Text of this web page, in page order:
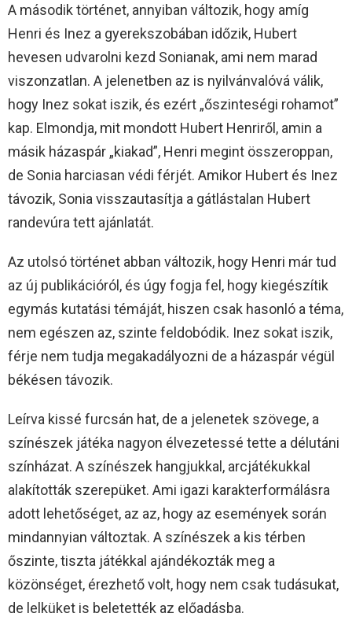
A második történet, annyiban változik, hogy amíg
Henri és Inez a gyerekszobában időzik, Hubert
hevesen udvarolni kezd Sonianak, ami nem marad
viszonzatlan. A jelenetben az is nyilvánvalóvá válik,
hogy Inez sokat iszik, és ezért „őszinteségi rohamot”
kap. Elmondja, mit mondott Hubert Henriről, amin a
másik házaspár „kiakad”, Henri megint összeroppan,
de Sonia harciasan védi férjét. Amikor Hubert és Inez
távozik, Sonia visszautasítja a gátlástalan Hubert
randevúra tett ajánlatát.
Az utolsó történet abban változik, hogy Henri már tud
az új publikációról, és úgy fogja fel, hogy kiegészítik
egymás kutatási témáját, hiszen csak hasonló a téma,
nem egészen az, szinte feldobódik. Inez sokat iszik,
férje nem tudja megakadályozni de a házaspár végül
békésen távozik.
Leírva kissé furcsán hat, de a jelenetek szövege, a
színészek játéka nagyon élvezetessé tette a délutáni
színházat. A színészek hangjukkal, arcjátékukkal
alakították szerepüket. Ami igazi karakterformálásra
adott lehetőséget, az az, hogy az események során
mindannyian változtak. A színészek a kis térben
őszinte, tiszta játékkal ajándékozták meg a
közönséget, érezhető volt, hogy nem csak tudásukat,
de lelküket is beletették az előadásba.